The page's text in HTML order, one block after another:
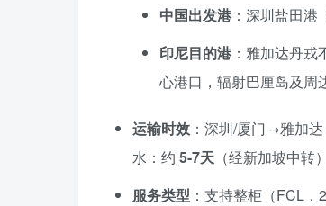
中国出发港：深圳盐田港
印尼目的港：雅加达丹戎
心港口，辐射巴厘岛及周
运输时效 ：深圳/厦门→雅加
水：约 5-7天 （经新加坡中转）
服务类型 ：支持整柜（FCL